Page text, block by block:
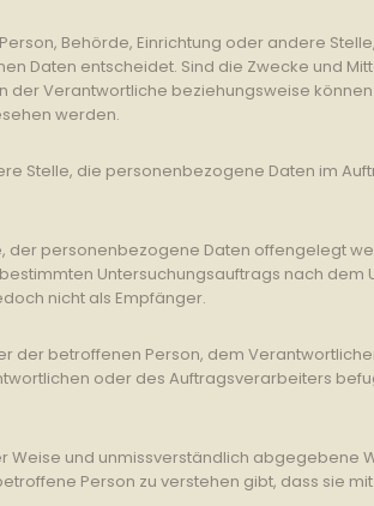
Behörde, Einrichtung oder andere
Daten entscheidet. Sind die Zwecke und
Verantwortliche beziehungsweise
werden.
Stelle, die personenbezogene Daten im
der personenbezogene Daten offengelegt
Untersuchungsauftrags nach dem
nicht als Empfänger.
der betroffenen Person, dem
oder des Auftragsverarbeiters
Weise und unmissverständlich abgegebene
Person zu verstehen gibt, dass sie